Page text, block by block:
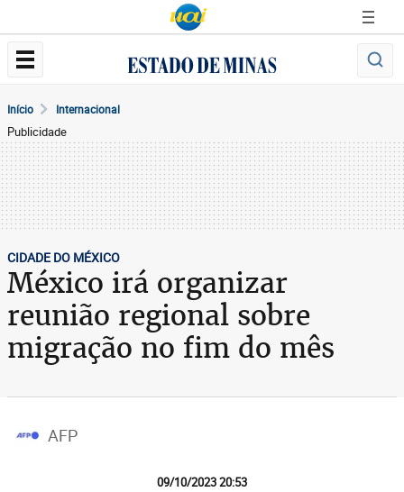
Início Internacional
Publicidade
CIDADE DO MÉXICO
México irá organizar
reunião regional sobre
migração no fim do mês
AFP
09/10/2023 20:53